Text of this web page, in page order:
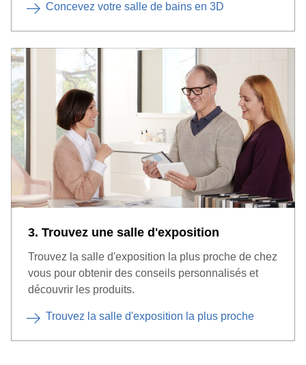
Concevez votre salle de bains en 3D
3. Trouvez une salle d'exposition
Trouvez la salle d'exposition la plus proche de chez
vous pour obtenir des conseils personnalisés et
découvrir les produits.
Trouvez la salle d'exposition la plus proche